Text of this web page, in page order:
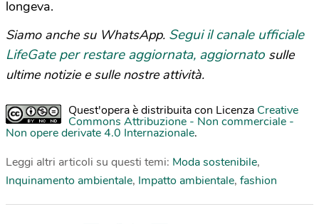
longeva.
Siamo anche su WhatsApp. Segui il canale ufficiale
LifeGate per restare aggiornata, aggiornato sulle
ultime notizie e sulle nostre attività.
Quest'opera è distribuita con Licenza Creative
Commons Attribuzione - Non commerciale -
Non opere derivate 4.0 Internazionale.
Leggi altri articoli su questi temi: Moda sostenibile,
Inquinamento ambientale, Impatto ambientale, fashion